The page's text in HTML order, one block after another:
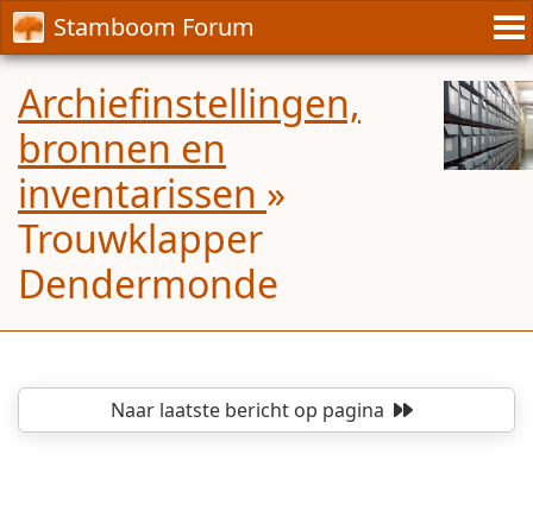
Stamboom Forum
Archiefinstellingen,
bronnen en
inventarissen »
Trouwklapper
Dendermonde
Naar laatste berichtop pagina